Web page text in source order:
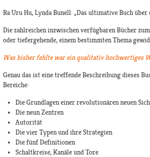
Ra Uru Hu, Lynda Bunell: „Das ultimative Buch
Die zahlreichen inzwischen verfügbaren Bücher
oder tiefergehende, einem bestimmten Thema
Was bisher fehlte war ein qualitativ hochwertiges
Genau das ist eine treffende Beschreibung dieses
Bereiche:
Die Grundlagen einer revolutionären neuen
Die neun Zentren
Autorität
Die vier Typen und ihre Strategien
Die fünf Definitionen
Schaltkreise, Kanäle und Tore